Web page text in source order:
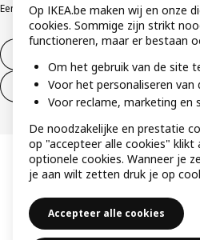
Een etische bezorgdheid uitenKlachten
Herroeping van contract
Op IKEA.be maken wij en onze
cookies. Sommige zijn strikt
functioneren, maar er bestaan
Om het gebruik van de site
Voor het personaliseren van
Voor reclame, marketing en
De noodzakelijke en prestatie
op "accepteer alle cookies" klikt
optionele cookies. Wanneer je
je aan wilt zetten druk je op
Accepteer alle cookies